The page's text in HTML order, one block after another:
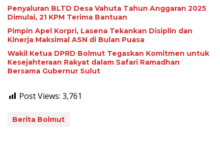
Penyaluran BLTD Desa Vahuta Tahun Anggaran 2025
Dimulai, 21 KPM Terima Bantuan
Pimpin Apel Korpri, Lasena Tekankan Disiplin dan
Kinerja Maksimal ASN di Bulan Puasa
Wakil Ketua DPRD Bolmut Tegaskan Komitmen untuk
Kesejahteraan Rakyat dalam Safari Ramadhan
Bersama Gubernur Sulut
Post Views: 3,761
Berita Bolmut